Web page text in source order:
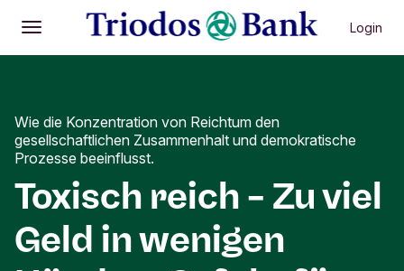
Öffnen
Hauptmenü Login
Toxisch reich – Zu viel
Geld in wenigen
Wie die Konzentration von Reichtum den
gesellschaftlichen Zusammenhalt und demokratische
Prozesse beeinflusst.